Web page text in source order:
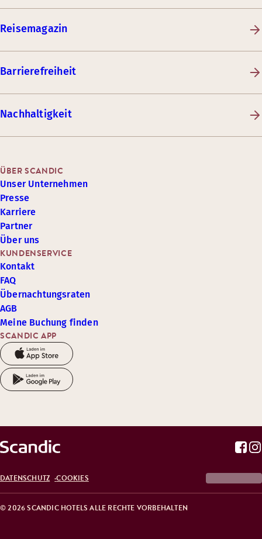
Reisemagazin
Barrierefreiheit
Nachhaltigkeit
SCANDIC APP
KUNDENSERVICE
Kontakt
FAQ
Übernachtungsraten
AGB
Meine Buchung finden
ÜBER SCANDIC
Unser Unternehmen
Presse
Karriere
Partner
Über uns
© 2026 SCANDIC HOTELS ALLE RECHTE VORBEHALTEN
DATENSCHUTZ COOKIES